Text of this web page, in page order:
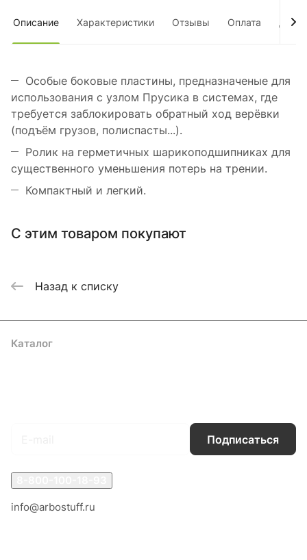
Описание Характеристики Отзывы Оплата
Особые боковые пластины, предназначеные для
использования с узлом Прусика в системах, где
требуется заблокировать обратный ход верёвки
(подъём грузов, полиспасты...).
Ролик на герметичных шарикоподшипниках для
существенного уменьшения потерь на трении.
Компактный и легкий.
С этим товаром покупают
Назад к списку
Каталог
Подписаться
info@arbostuff.ru